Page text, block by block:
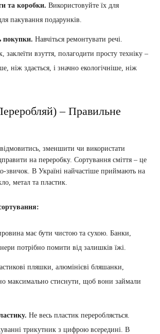
та коробки. Використовуйте їх для
пакування подарунків.
покупки. Навчіться ремонтувати речі.
взуття, полагодити просту техніку –
ніж здається, і значно екологічніше, ніж
– Правильне
зменшити чи використати
на переробку. Сортування сміття – це
звичок. В Україні найчастіше приймають на
метал та пластик.
має бути чистою та сухою. Банки,
потрібно помити від залишків їжі.
пляшки, алюмінієві бляшанки,
максимально стиснути, щоб вони займали
Не весь пластик переробляється.
трикутник з цифрою всередині. В